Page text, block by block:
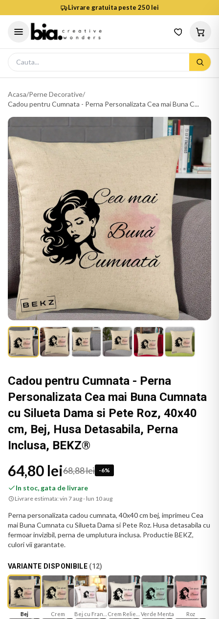
Livrare gratuita peste 250 lei
Acasa/Perne Decorative/
Cadou pentru Cumnata - Perna Personalizata Cea mai Buna C...
Cadou pentru Cumnata - Perna
Personalizata Cea mai Buna Cumnata
cu Silueta Dama si Pete Roz, 40x40
cm, Bej, Husa Detasabila, Perna
Inclusa, BEKZ®
64,80 lei68,88 lei -6%
In stoc, gata de livrare
Livrare estimata: vin 7 aug - lun 10 aug
Perna personalizata cadou cumnata, 40x40 cm bej, imprimeu Cea
mai Buna Cumnata cu Silueta Dama si Pete Roz. Husa detasabila cu
fermoar invizibil, perna de umplutura inclusa. Productie BEKZ,
culori vii garantate.
VARIANTE DISPONIBILE (12)
Bej Crem Verde Menta Roz